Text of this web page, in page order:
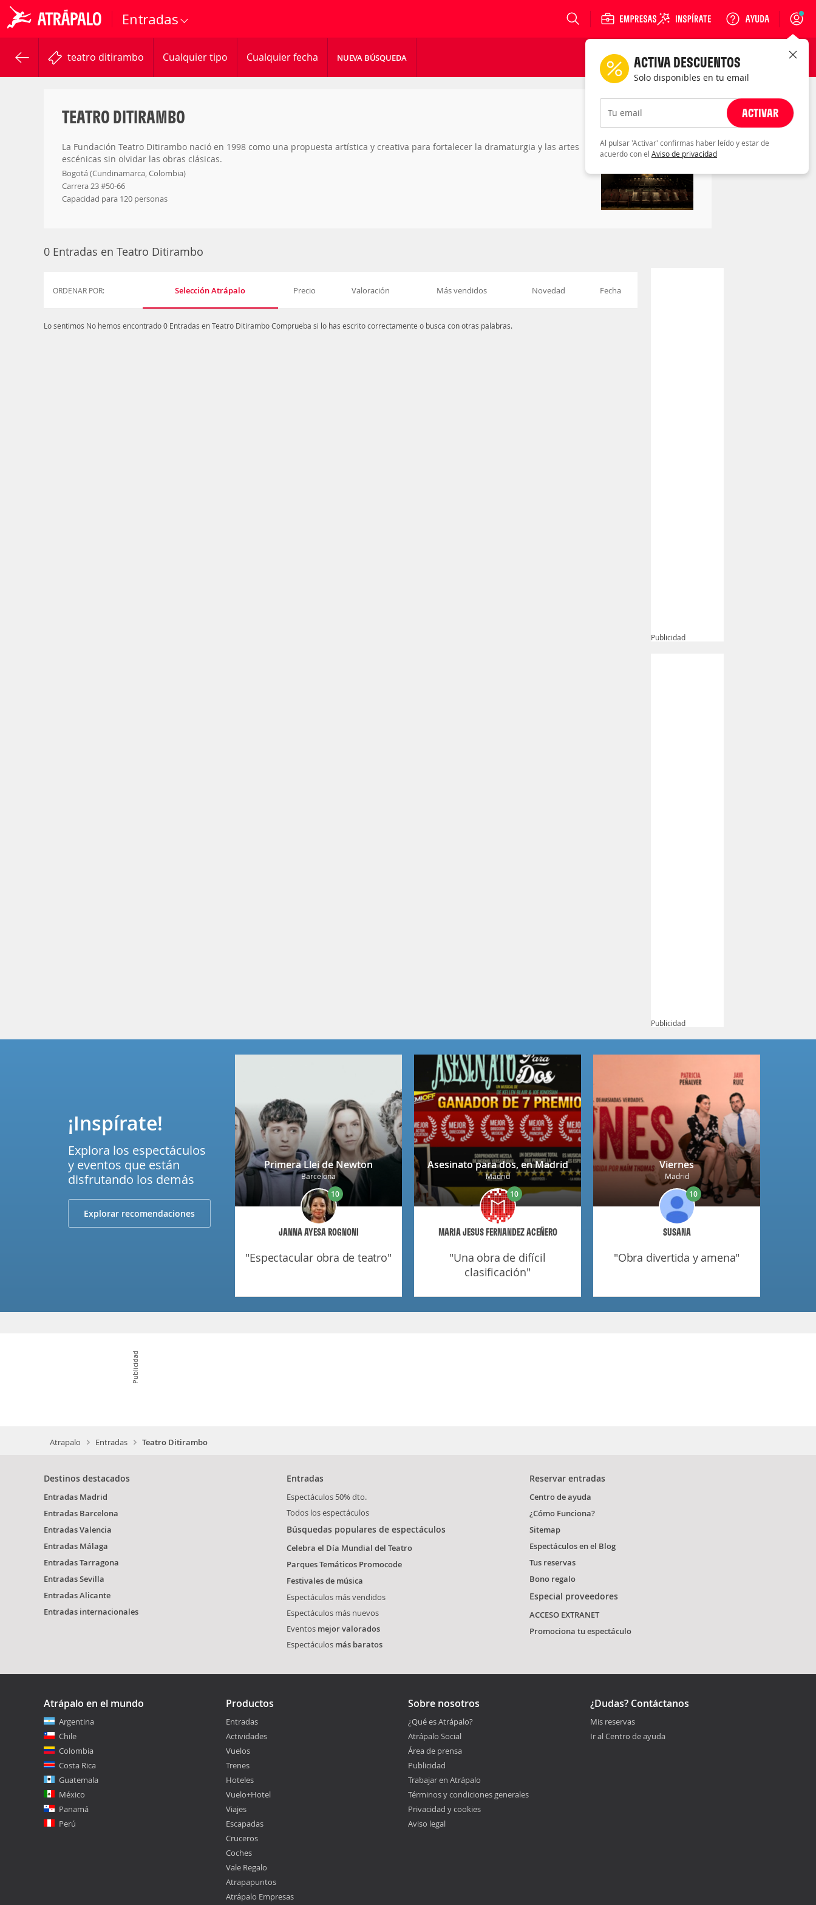
Entradas Login
teatro ditirambo Cualquier tipo Cualquier fecha NUEVA BÚSQUEDA
TEATRO DITIRAMBO
La Fundación Teatro Ditirambo nació en 1998 como una propuesta artística y creativa para fortalecer la dramaturgia y las artes
escénicas sin olvidar las obras clásicas.
Bogotá (Cundinamarca, Colombia)
Carrera 23 #50-66
Capacidad para 120 personas
0 Entradas en Teatro Ditirambo
ORDENAR POR: Selección Atrápalo Precio Valoración Más vendidos Novedad Fecha
Lo sentimos No hemos encontrado 0 Entradas en Teatro DitiramboComprueba si lo has escrito correctamente o busca con otras palabras.
Publicidad
Publicidad
Primera Llei de Newton
Barcelona
JANNA AYESA ROGNONI
10
"espectacular obra de teatro"
Asesinato para dos, en Madrid
Madrid
MARIA JESUS FERNANDEZ ACEÑERO
10
"una obra de difícil
clasificación"
Viernes
Madrid
SUSANA
10
"obra divertida y amena"
¡Inspírate!
Explora los espectáculos
y eventos que están
disfrutando los demás
Explorar recomendaciones
Publicidad
Atrapalo Entradas Teatro Ditirambo
Destinos destacados
Entradas Madrid
Entradas Barcelona
Entradas Valencia
Entradas Málaga
Entradas Tarragona
Entradas Sevilla
Entradas Alicante
Entradas internacionales
Entradas
Espectáculos 50% dto.
Todos los espectáculos
Búsquedas populares de espectáculos
Celebra el Día Mundial del Teatro
Parques Temáticos Promocode
Festivales de música
Espectáculos más vendidos
Espectáculos más nuevos
Eventos mejor valorados
Espectáculos más baratos
Reservar entradas
Centro de ayuda
¿Cómo Funciona?
Sitemap
Espectáculos en el Blog
Tus reservas
Bono regalo
Especial proveedores
ACCESO EXTRANET
Promociona tu espectáculo
Atrápalo en el mundo
Argentina
Chile
Colombia
Costa Rica
Guatemala
México
Panamá
Perú
Productos
Entradas
Actividades
Vuelos
Trenes
Hoteles
Vuelo+Hotel
Viajes
Escapadas
Cruceros
Coches
Vale Regalo
Atrapapuntos
Atrápalo Empresas
Sobre nosotros
¿Qué es Atrápalo?
Atrápalo Social
Área de prensa
Publicidad
Trabajar en Atrápalo
Términos y condiciones generales
Privacidad y cookies
Aviso legal
¿Dudas? Contáctanos
Mis reservas
Ir al Centro de ayuda
ACTIVA DESCUENTOS
Solo disponibles en tu email
Tu email ACTIVAR
Al pulsar 'Activar' confirmas haber leído y estar de
acuerdo con el Aviso de privacidad